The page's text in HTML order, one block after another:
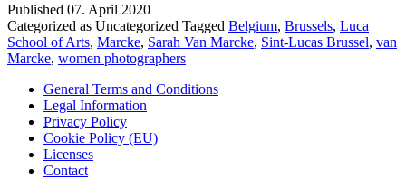
Published 07. April 2020
Categorized as Uncategorized Tagged Belgium, Brussels, Luca
School of Arts, Marcke, Sarah Van Marcke, Sint-Lucas Brussel, van
Marcke, women photographers
General Terms and Conditions
Legal Information
Privacy Policy
Cookie Policy (EU)
Licenses
Contact